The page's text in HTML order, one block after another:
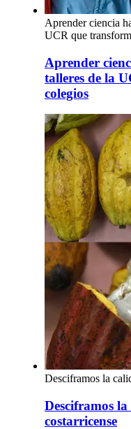
Aprender ciencia
UCR que
Aprender
talleres de la
colegios
Desciframos la
Desciframos
costarricense